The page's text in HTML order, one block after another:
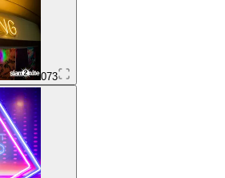
073